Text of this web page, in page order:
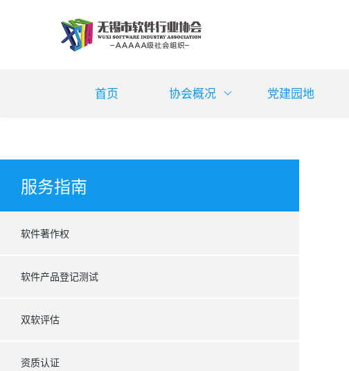
首页 协会概况 党建园地
服务指南
软件著作权
软件产品登记测试
双软评估
资质认证